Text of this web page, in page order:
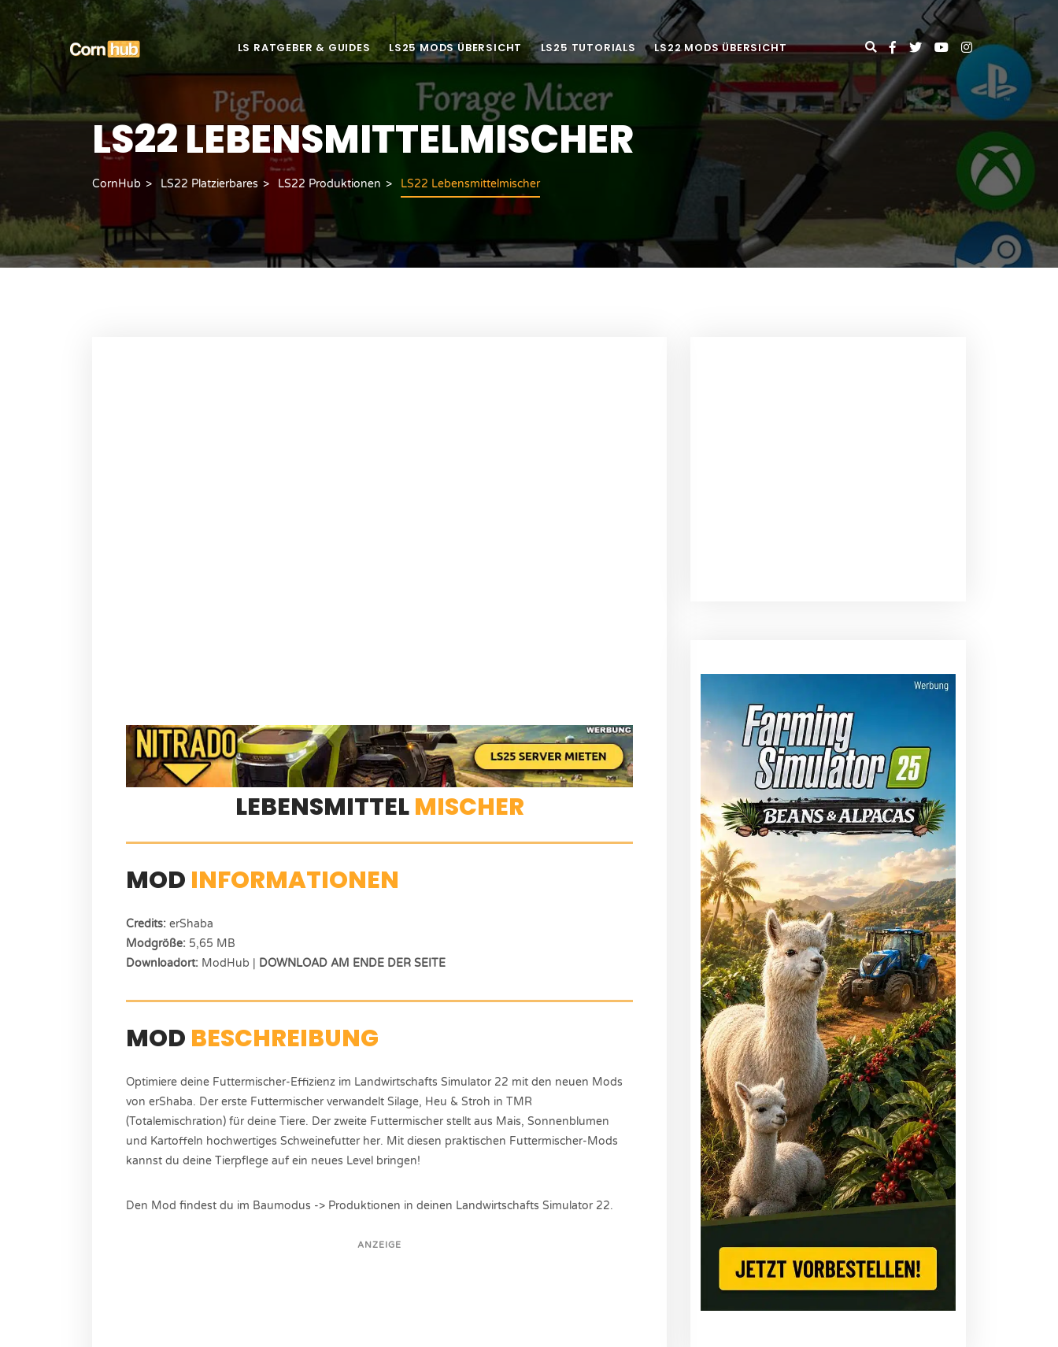
LS RATGEBER & GUIDES LS25 MODS ÜBERSICHT LS25 TUTORIALS LS22 MODS ÜBERSICHT
LS22 LEBENSMITTELMISCHER
CornHub LS22 Platzierbares LS22 Produktionen LS22 Lebensmittelmischer
LEBENSMITTELMISCHER
MOD INFORMATIONEN
Credits: erShaba
Modgröße: 5,65 MB
Downloadort: ModHub | DOWNLOAD AM ENDE DER SEITE
MOD BESCHREIBUNG
Optimiere deine Futtermischer-Effizienz im Landwirtschafts Simulator 22 mit den neuen Mods
von erShaba. Der erste Futtermischer verwandelt Silage, Heu & Stroh in TMR
(Totalemischration) für deine Tiere. Der zweite Futtermischer stellt aus Mais, Sonnenblumen
und Kartoffeln hochwertiges Schweinefutter her. Mit diesen praktischen Futtermischer-Mods
kannst du deine Tierpflege auf ein neues Level bringen!
Den Mod findest du im Baumodus -> Produktionen in deinen Landwirtschafts Simulator 22.
ANZEIGE